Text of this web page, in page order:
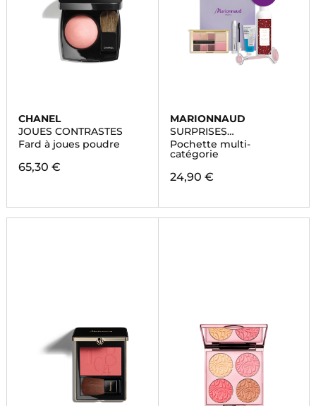
CHANEL
JOUES CONTRASTES
Fard à joues poudre
65,30 €
MARIONNAUD
SURPRISES
ENCHANTÉES
Pochette multi-
catégorie
24,90 €